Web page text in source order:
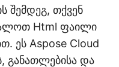
შემდეგ, თქვენ
Html ფაილი
ეს Aspose Cloud
განათლებისა და